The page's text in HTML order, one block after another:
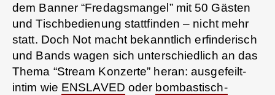
dem Banner “Fredagsmangel” mit 50 Gästen
und Tischbedienung stattfinden – nicht mehr
statt. Doch Not macht bekanntlich erfinderisch
und Bands wagen sich unterschiedlich an das
Thema “Stream Konzerte” heran: ausgefeilt-
intim wie ENSLAVED oder bombastisch-